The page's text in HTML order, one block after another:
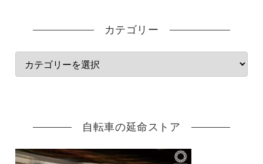
カテゴリー
自転車の延命ストア